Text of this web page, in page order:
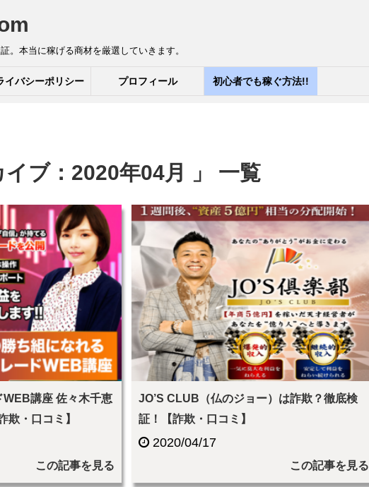
。本当に稼げる商材を厳選していきます。
イバシーポリシー プロフィール 初心者でも稼ぐ方法!!
イブ：2020年04月 」 一覧
WEB講座 佐々木千恵
欺・口コミ】
この記事を見る
JO’S CLUB（仏のジョー）は詐欺？徹底検
証！【詐欺・口コミ】
2020/04/17
この記事を見る